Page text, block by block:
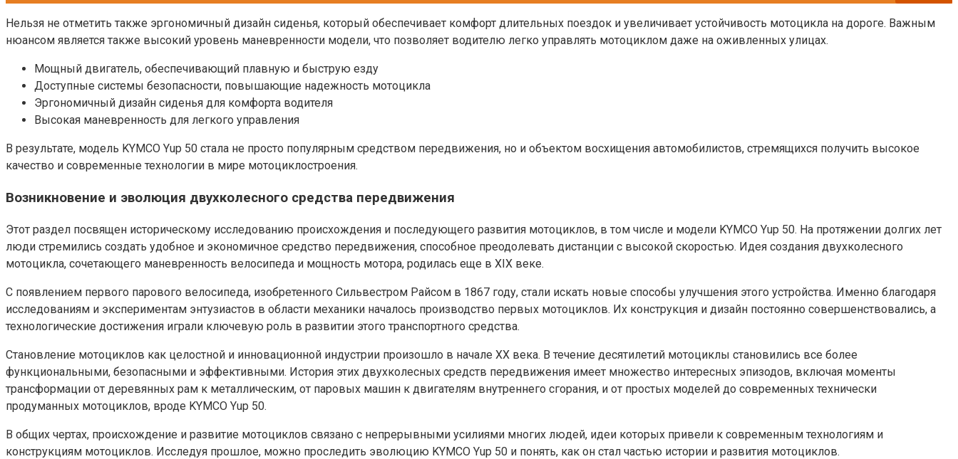
Нельзя не отметить также эргономичный дизайн сиденья, который обеспечивает комфорт длительных поездок и увеличивает устойчивость мотоцикла на дороге. Важным
нюансом является также высокий уровень маневренности модели, что позволяет водителю легко управлять мотоциклом даже на оживленных улицах.
Мощный двигатель, обеспечивающий плавную и быструю езду
Доступные системы безопасности, повышающие надежность мотоцикла
Эргономичный дизайн сиденья для комфорта водителя
Высокая маневренность для легкого управления
В результате, модель KYMCO Yup 50 стала не просто популярным средством передвижения, но и объектом восхищения автомобилистов, стремящихся получить высокое
качество и современные технологии в мире мотоциклостроения.
Возникновение и эволюция двухколесного средства передвижения
Этот раздел посвящен историческому исследованию происхождения и последующего развития мотоциклов, в том числе и модели KYMCO Yup 50. На протяжении долгих лет
люди стремились создать удобное и экономичное средство передвижения, способное преодолевать дистанции с высокой скоростью. Идея создания двухколесного
мотоцикла, сочетающего маневренность велосипеда и мощность мотора, родилась еще в XIX веке.
С появлением первого парового велосипеда, изобретенного Сильвестром Райсом в 1867 году, стали искать новые способы улучшения этого устройства. Именно благодаря
исследованиям и экспериментам энтузиастов в области механики началось производство первых мотоциклов. Их конструкция и дизайн постоянно совершенствовались, а
технологические достижения играли ключевую роль в развитии этого транспортного средства.
Становление мотоциклов как целостной и инновационной индустрии произошло в начале XX века. В течение десятилетий мотоциклы становились все более
функциональными, безопасными и эффективными. История этих двухколесных средств передвижения имеет множество интересных эпизодов, включая моменты
трансформации от деревянных рам к металлическим, от паровых машин к двигателям внутреннего сгорания, и от простых моделей до современных технически
продуманных мотоциклов, вроде KYMCO Yup 50.
В общих чертах, происхождение и развитие мотоциклов связано с непрерывными усилиями многих людей, идеи которых привели к современным технологиям и
конструкциям мотоциклов. Исследуя прошлое, можно проследить эволюцию KYMCO Yup 50 и понять, как он стал частью истории и развития мотоциклов.